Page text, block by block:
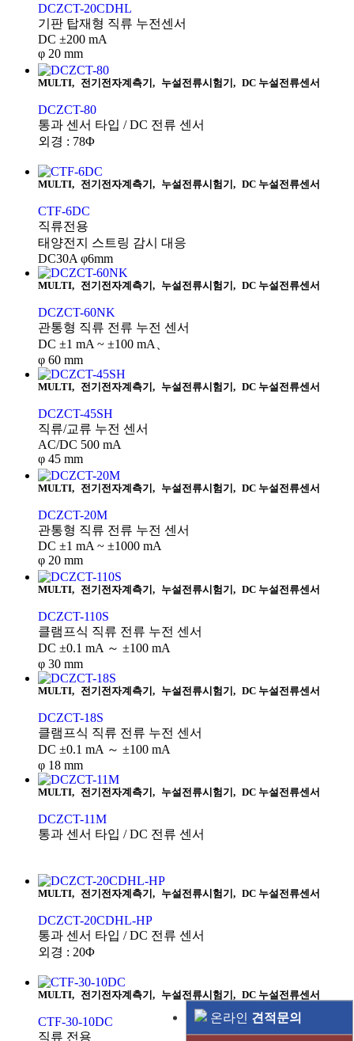
DCZCT-20CDHL
기판 탑재형 직류 누전센서
DC ±200 mA
φ 20 mm
MULTI, 전기전자계측기, 누설전류시험기, DC 누설전류센서
DCZCT-80
통과 센서 타입 / DC 전류 센서
외경 : 78Φ
MULTI, 전기전자계측기, 누설전류시험기, DC 누설전류센서
CTF-6DC
직류전용
태양전지 스트링 감시 대응
DC30A φ6mm
MULTI, 전기전자계측기, 누설전류시험기, DC 누설전류센서
DCZCT-60NK
관통형 직류 전류 누전 센서
DC ±1 mA ~ ±100 mA、
φ 60 mm
MULTI, 전기전자계측기, 누설전류시험기, DC 누설전류센서
DCZCT-45SH
직류/교류 누전 센서
AC/DC 500 mA
φ 45 mm
MULTI, 전기전자계측기, 누설전류시험기, DC 누설전류센서
DCZCT-20M
관통형 직류 전류 누전 센서
DC ±1 mA ~ ±1000 mA
φ 20 mm
MULTI, 전기전자계측기, 누설전류시험기, DC 누설전류센서
DCZCT-110S
클램프식 직류 전류 누전 센서
DC ±0.1 mA ～ ±100 mA
φ 30 mm
MULTI, 전기전자계측기, 누설전류시험기, DC 누설전류센서
DCZCT-18S
클램프식 직류 전류 누전 센서
DC ±0.1 mA ～ ±100 mA
φ 18 mm
MULTI, 전기전자계측기, 누설전류시험기, DC 누설전류센서
DCZCT-11M
통과 센서 타입 / DC 전류 센서
MULTI, 전기전자계측기, 누설전류시험기, DC 누설전류센서
DCZCT-20CDHL-HP
통과 센서 타입 / DC 전류 센서
외경 : 20Φ
MULTI, 전기전자계측기, 누설전류시험기, DC 누설전류센서
CTF-30-10DC
직류 전용
온라인 견적문의